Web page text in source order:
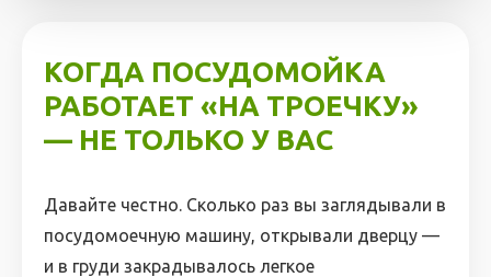
КОГДА ПОСУДОМОЙКА
РАБОТАЕТ «НА ТРОЕЧКУ»
— НЕ ТОЛЬКО У ВАС
Давайте честно. Сколько раз вы заглядывали в
посудомоечную машину, открывали дверцу —
и в груди закрадывалось легкое